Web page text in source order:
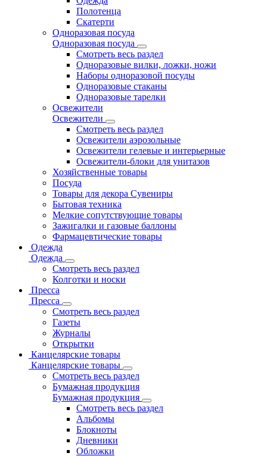
Полотенца
Скатерти
Одноразовая посуда
Одноразовая посуда
Смотреть весь раздел
Одноразовые вилки, ложки, ножи
Наборы одноразовой посуды
Одноразовые стаканы
Одноразовые тарелки
Освежители
Освежители
Смотреть весь раздел
Освежители аэрозольные
Освежители гелевые и интерьерные
Освежители-блоки для унитазов
Хозяйственные товары
Посуда
Товары для декора Сувениры
Бытовая техника
Мелкие сопутствующие товары
Зажигалки и газовые баллоны
Фармацевтические товары
Одежда
Одежда
Смотреть весь раздел
Колготки и носки
Пресса
Пресса
Смотреть весь раздел
Газеты
Журналы
Открытки
Канцелярские товары
Канцелярские товары
Смотреть весь раздел
Бумажная продукция
Бумажная продукция
Смотреть весь раздел
Альбомы
Блокноты
Дневники
Обложки